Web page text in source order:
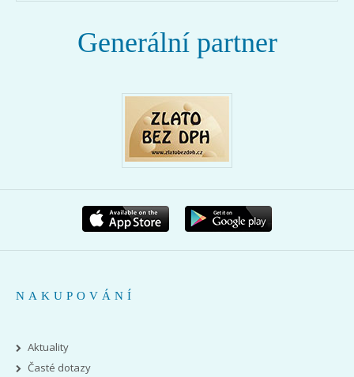
Generální partner
NAKUPOVÁNÍ
Aktuality
Časté dotazy